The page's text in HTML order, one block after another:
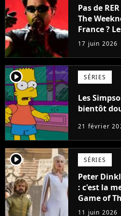
Pas de
The
France ?
créneau et
17 juin 2026
player2 SÉRIES
Les
bientôt
21 février
player2 SÉRIES
Peter
: c'est la
Game of
pas joué
11 juin 2026